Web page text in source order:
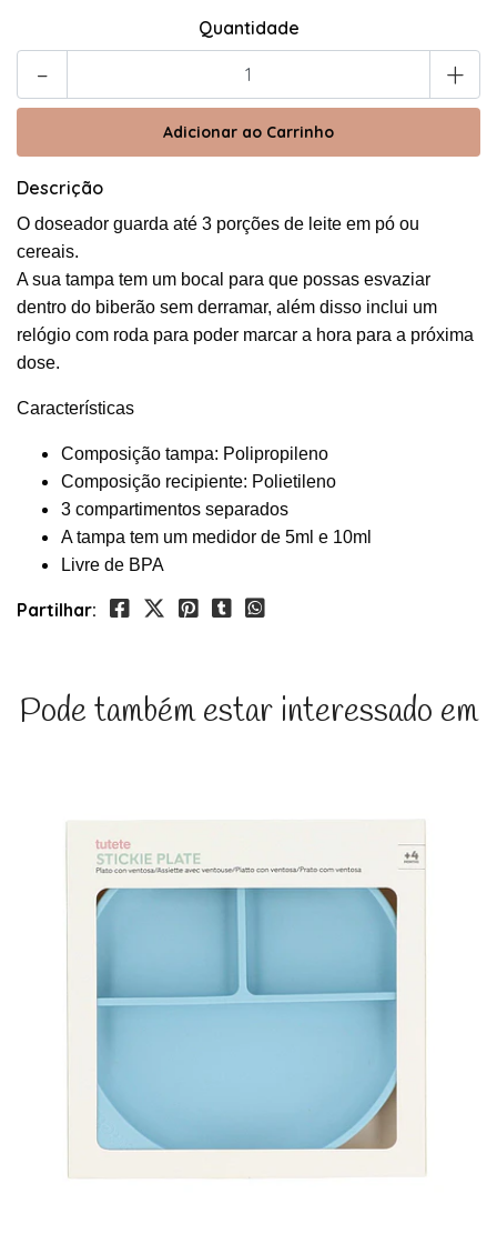
Quantidade
- +
Descrição
O doseador guarda até 3 porções de leite em pó ou
cereais.
A sua tampa tem um bocal para que possas esvaziar
dentro do biberão sem derramar, além disso inclui um
relógio com roda para poder marcar a hora para a próxima
dose.
Características
Composição tampa: Polipropileno
Composição recipiente: Polietileno
3 compartimentos separados
A tampa tem um medidor de 5ml e 10ml
Livre de BPA
Partilhar:
Pode também estar interessado em